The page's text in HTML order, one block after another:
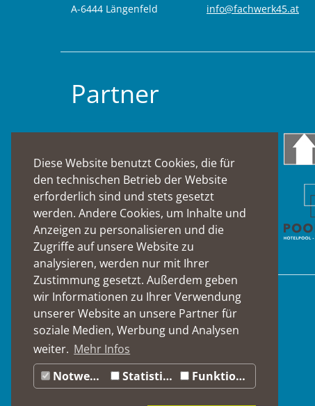
Diese Website benutzt Cookies, die für
den technischen Betrieb der Website
erforderlich sind und stets gesetzt
werden. Andere Cookies, um Inhalte und
Anzeigen zu personalisieren und die
Zugriffe auf unsere Website zu
analysieren, werden nur mit Ihrer
Zustimmung gesetzt. Außerdem geben
wir Informationen zu Ihrer Verwendung
unserer Website an unsere Partner für
soziale Medien, Werbung und Analysen
weiter. Mehr Infos
Notwendig
Statistiken Funktionale
A-6444 Längenfeld
info@fachwerk45.at
Partner
Suche